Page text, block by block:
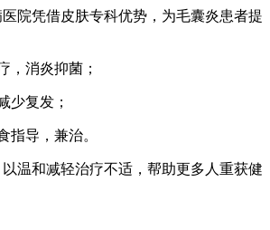
院凭借皮肤专科优势，为毛囊炎患者提
，消炎抑菌；
少复发；
指导，兼治。
温和减轻治疗不适，帮助更多人重获健